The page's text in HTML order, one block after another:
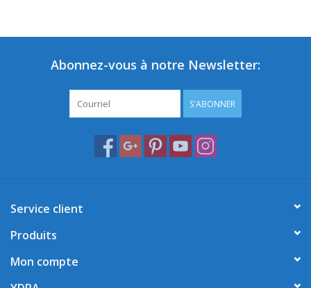
Abonnez-vous à notre Newsletter:
S'ABONNER
Service client
Produits
Mon compte